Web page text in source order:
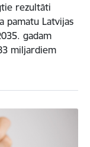
rezultāti
pamatu Latvijas
gadam
miljardiem